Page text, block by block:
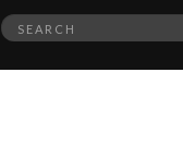
Search